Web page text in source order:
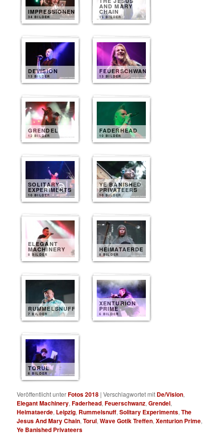
IMPRESSIONEN
34 BILDER
AND MARY
CHAIN
15 BILDER
DEVISION
13 BILDER
FEUERSCHWANZ
13 BILDER
GRENDEL
12 BILDER
FADERHEAD
10 BILDER
SOLITARY
EXPERIMENTS
10 BILDER
YE BANISHED
PRIVATEERS
10 BILDER
ELEGANT
MACHINERY
8 BILDER
HEIMATAERDE
8 BILDER
RUMMELSNUFF
7 BILDER
XENTURION
PRIME
6 BILDER
TORUL
6 BILDER
Veröffentlicht unterFotos 2018 |Verschlagwortet mit De/Vision,
Elegant Machinery,Faderhead,Feuerschwanz,Grendel,
Heimataerde, Leipzig, Rummelsnuff,Solitary Experiments,The
Jesus And Mary Chain,Torul,Wave Gotik Treffen,Xenturion Prime,
Ye Banished Privateers